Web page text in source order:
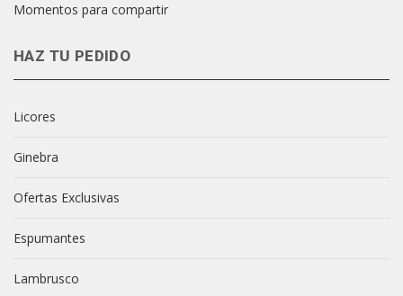
Momentos para compartir
HAZ TU PEDIDO
Licores
Ginebra
Ofertas Exclusivas
Espumantes
Lambrusco